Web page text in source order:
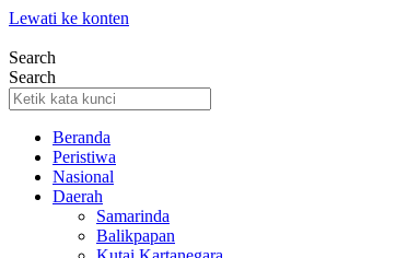
Lewati ke konten
Search
Search
Beranda
Peristiwa
Nasional
Daerah
Samarinda
Balikpapan